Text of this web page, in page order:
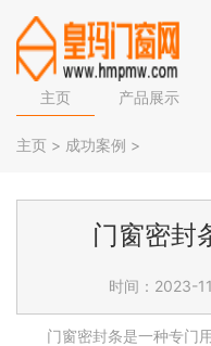
主页 产品展示
主页 > 成功案例 >
门窗密封
时间：2023-
门窗密封条是一种专门